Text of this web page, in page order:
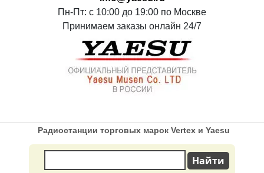
Пн-Пт: с 10:00 до 19:00 по Москве
Принимаем заказы онлайн 24/7
Радиостанции торговых марок Vertex и Yaesu